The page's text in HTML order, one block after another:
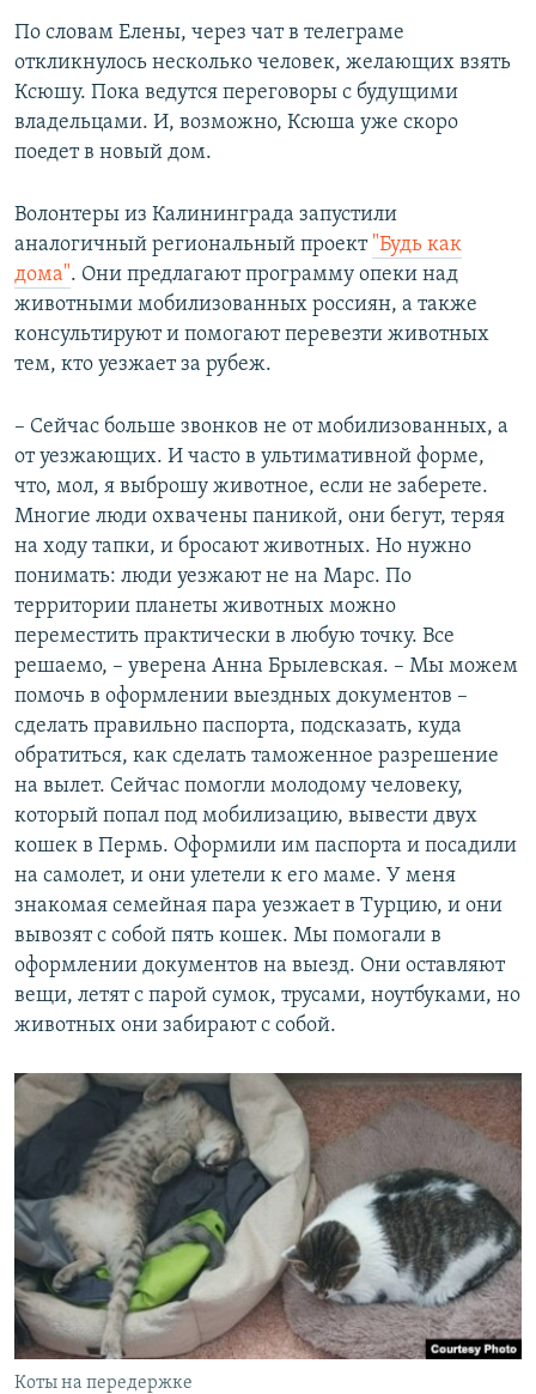
По словам Елены, через чат в телеграме
откликнулось несколько человек, желающих взять
Ксюшу. Пока ведутся переговоры с будущими
владельцами. И, возможно, Ксюша уже скоро
поедет в новый дом.
Волонтеры из Калининграда запустили
аналогичный региональный проект "Будь как
дома". Они предлагают программу опеки над
животными мобилизованных россиян, а также
консультируют и помогают перевезти животных
тем, кто уезжает за рубеж.
– Сейчас больше звонков не от мобилизованных, а
от уезжающих. И часто в ультимативной форме,
что, мол, я выброшу животное, если не заберете.
Многие люди охвачены паникой, они бегут, теряя
на ходу тапки, и бросают животных. Но нужно
понимать: люди уезжают не на Марс. По
территории планеты животных можно
переместить практически в любую точку. Все
решаемо, – уверена Анна Брылевская. – Мы можем
помочь в оформлении выездных документов –
сделать правильно паспорта, подсказать, куда
обратиться, как сделать таможенное разрешение
на вылет. Сейчас помогли молодому человеку,
который попал под мобилизацию, вывести двух
кошек в Пермь. Оформили им паспорта и посадили
на самолет, и они улетели к его маме. У меня
знакомая семейная пара уезжает в Турцию, и они
вывозят с собой пять кошек. Мы помогали в
оформлении документов на выезд. Они оставляют
вещи, летят с парой сумок, трусами, ноутбуками, но
животных они забирают с собой.
Коты на передержке